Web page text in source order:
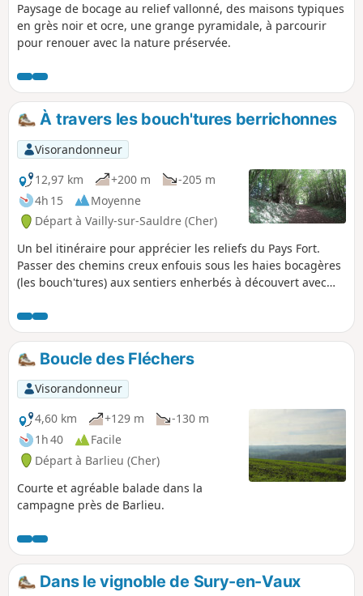
Paysage de bocage au relief vallonné, des maisons typiques
en grès noir et ocre, une grange pyramidale, à parcourir
pour renouer avec la nature préservée.
À travers les bouch'tures berrichonnes
Visorandonneur
12,97 km
+200 m
-205 m
4h 15
Moyenne
Départ à Vailly-sur-Sauldre (Cher)
Un bel itinéraire pour apprécier les reliefs du Pays Fort.
Passer des chemins creux enfouis sous les haies bocagères
(les bouch'tures) aux sentiers enherbés à découvert avec
randonneur une variété de paysages sauvages typiques de
la Sologne berrichonne.
Boucle des Fléchers
Visorandonneur
4,60 km
+129 m
-130 m
1h 40
Facile
Départ à Barlieu (Cher)
Courte et agréable balade dans la
campagne près de Barlieu.
Dans le vignoble de Sury-en-Vaux